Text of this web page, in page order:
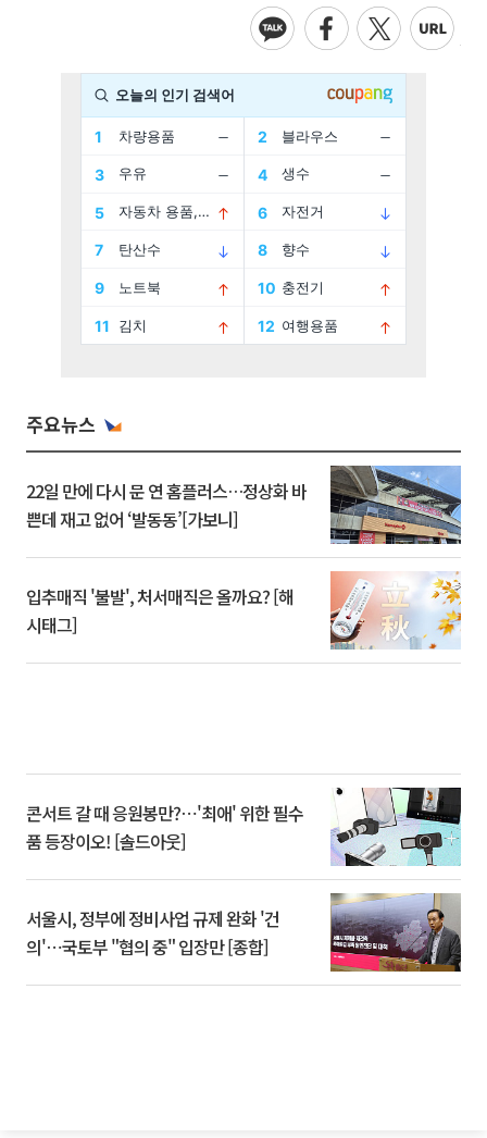
주요뉴스
22일 만에 다시 문 연 홈플러스…정상화 바
쁜데 재고 없어 ‘발동동’[가보니]
입추매직 '불발', 처서매직은 올까요? [해
시태그]
콘서트 갈 때 응원봉만?⋯'최애' 위한 필수
품 등장이오! [솔드아웃]
서울시, 정부에 정비사업 규제 완화 '건
의'⋯국토부 "협의 중" 입장만 [종합]